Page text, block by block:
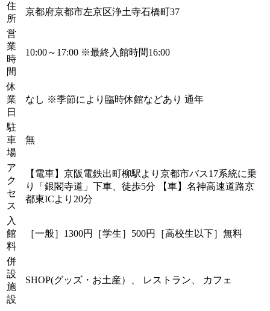
住
所
京都府京都市左京区浄土寺石橋町37
営
業
時
間
10:00～17:00 ※最終入館時間16:00
休
業
日
なし ※季節により臨時休館などあり 通年
駐
車
場
無
ア
ク
セ
ス
【電車】京阪電鉄出町柳駅より京都市バス17系統に乗
り「銀閣寺道」下車、徒歩5分 【車】名神高速道路京
都東ICより20分
入
館
料
［一般］1300円［学生］500円［高校生以下］無料
併
設
施
設
SHOP(グッズ・お土産）、 レストラン、 カフェ